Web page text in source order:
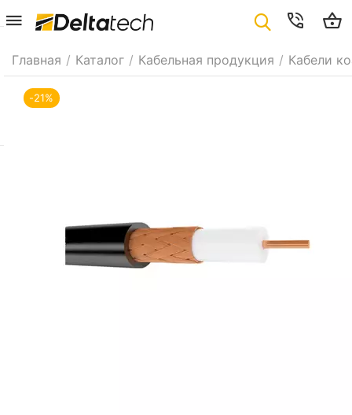
Главная / Каталог / Кабельная продукция / Кабели
-21%